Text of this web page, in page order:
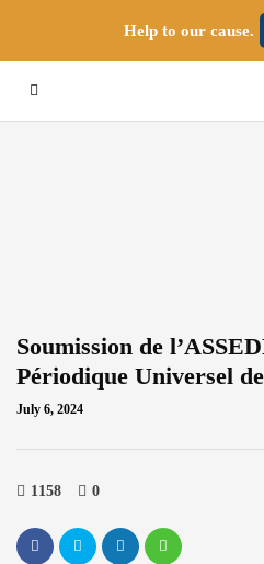
Help to our cause.
Soumission de
Périodique Universel
July 6, 2024
1158 0